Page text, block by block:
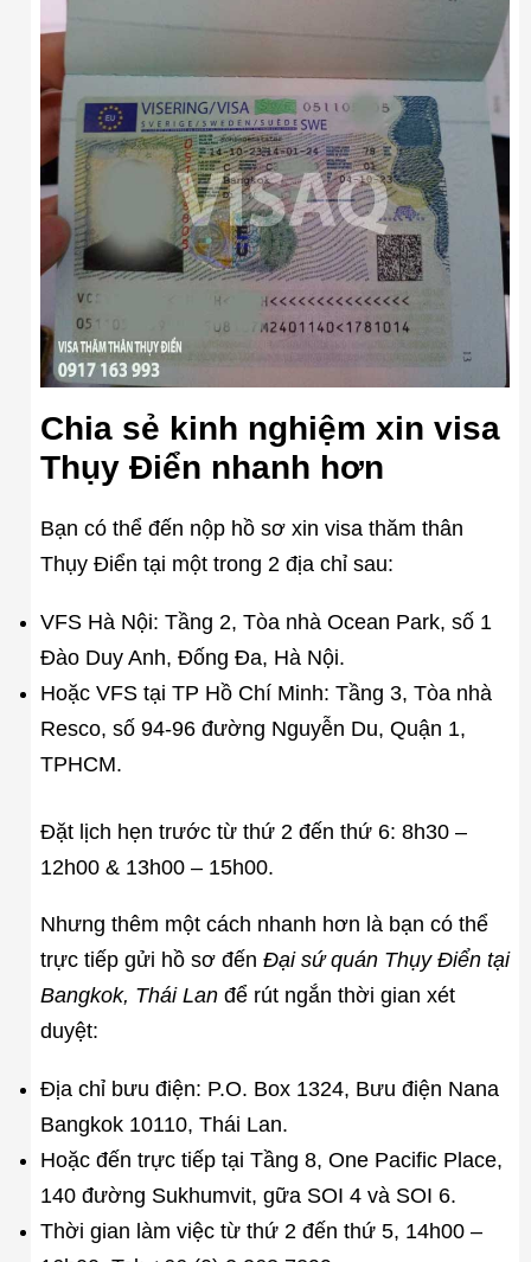
Chia sẻ kinh nghiệm xin visa
Thụy Điển nhanh hơn
Bạn có thể đến nộp hồ sơ xin visa thăm thân
Thụy Điển tại một trong 2 địa chỉ sau:
VFS Hà Nội: Tầng 2, Tòa nhà Ocean Park, số 1
Đào Duy Anh, Đống Đa, Hà Nội.
Hoặc VFS tại TP Hồ Chí Minh: Tầng 3, Tòa nhà
Resco, số 94-96 đường Nguyễn Du, Quận 1,
TPHCM.
Đặt lịch hẹn trước từ thứ 2 đến thứ 6: 8h30 –
12h00 & 13h00 – 15h00.
Nhưng thêm một cách nhanh hơn là bạn có thể
trực tiếp gửi hồ sơ đến Đại sứ quán Thụy Điển tại
Bangkok, Thái Lanđể rút ngắn thời gian xét
duyệt:
Địa chỉ bưu điện: P.O. Box 1324, Bưu điện Nana
Bangkok 10110, Thái Lan.
Hoặc đến trực tiếp tại Tầng 8, One Pacific Place,
140 đường Sukhumvit, gữa SOI 4 và SOI 6.
Thời gian làm việc từ thứ 2 đến thứ 5, 14h00 –